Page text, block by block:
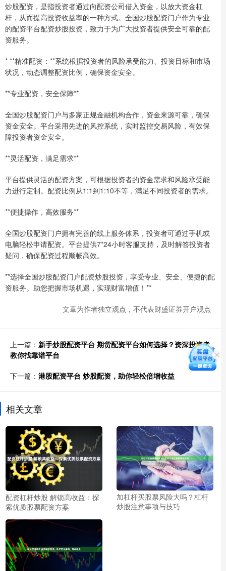
炒股配资，是指投资者通过向配资公司借入资金，以放大资金杠
杆，从而提高投资收益率的一种方式。全国炒股配资门户作为专业
的配资平台配资炒股投资，致力于为广大投资者提供安全可靠的配
资服务。
* **精准配资：**系统根据投资者的风险承受能力、投资目标和市场
状况，动态调整配资比例，确保资金安全。
**专业配资，安全保障**
全国炒股配资门户与多家正规金融机构合作，资金来源可靠，确保
资金安全。平台采用先进的风控系统，实时监控交易风险，有效保
障投资者资金安全。
**灵活配资，满足需求**
平台提供灵活的配资方案，可根据投资者的资金需求和风险承受能
力进行定制。配资比例从1:1到1:10不等，满足不同投资者的需求。
**便捷操作，高效服务**
全国炒股配资门户拥有完善的线上服务体系，投资者可通过手机或
电脑轻松申请配资。平台提供7*24小时客服支持，及时解答投资者
疑问，确保配资过程顺畅高效。
**选择全国炒股配资门户配资炒股投资，享受专业、安全、便捷的配
资服务。助您把握市场机遇，实现财富增值！**
文章为作者独立观点，不代表财盛证券开户观点
上一篇： 新手炒股配资平台 期货配资平台如何选择？资深投资者
教你找靠谱平台
下一篇： 港股配资平台 炒股配资，助你轻松倍增收益
相关文章
配资杠杆炒股 解锁高收益：探
索优质股票配资方案
加杠杆买股票风险大吗？杠杆
炒股注意事项与技巧